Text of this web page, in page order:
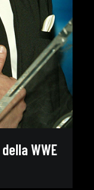
WWE